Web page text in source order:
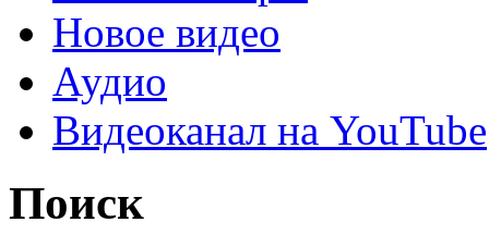
Новое видео
Аудио
Видеоканал на YouTube
Поиск